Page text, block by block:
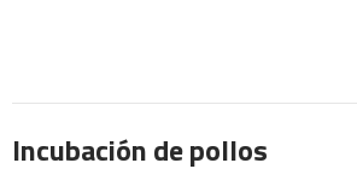
Incubación de pollos